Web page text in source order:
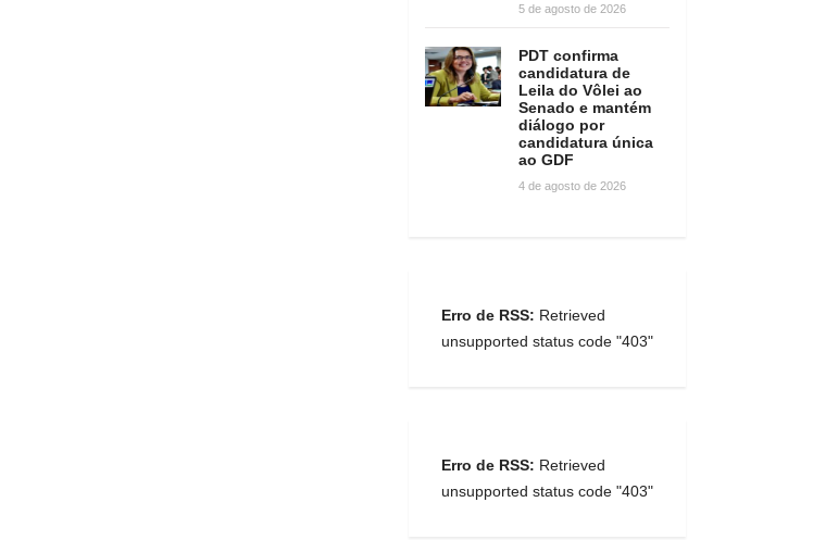
5 de agosto de 2026
PDT confirma
candidatura de
Leila do Vôlei ao
Senado e mantém
diálogo por
candidatura única
ao GDF
4 de agosto de 2026
Erro de RSS: Retrieved
unsupported status code "403"
Erro de RSS: Retrieved
unsupported status code "403"